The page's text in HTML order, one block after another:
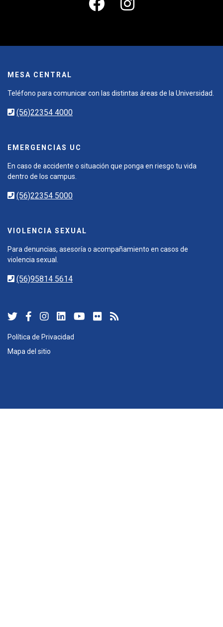
MESA CENTRAL
Teléfono para comunicar con las distintas áreas de la Universidad.
(56)22354 4000
EMERGENCIAS UC
En caso de accidente o situación que ponga en riesgo tu vida
dentro de los campus.
(56)22354 5000
VIOLENCIA SEXUAL
Para denuncias, asesoría o acompañamiento en casos de
violencia sexual.
(56)95814 5614
Política de Privacidad
Mapa del sitio